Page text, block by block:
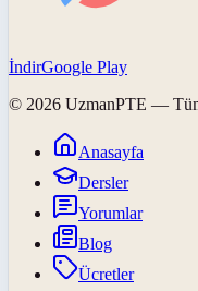
İndirGoogle Play
© 2026 UzmanPTE — Tüm
Anasayfa
Dersler
Yorumlar
Blog
Ücretler